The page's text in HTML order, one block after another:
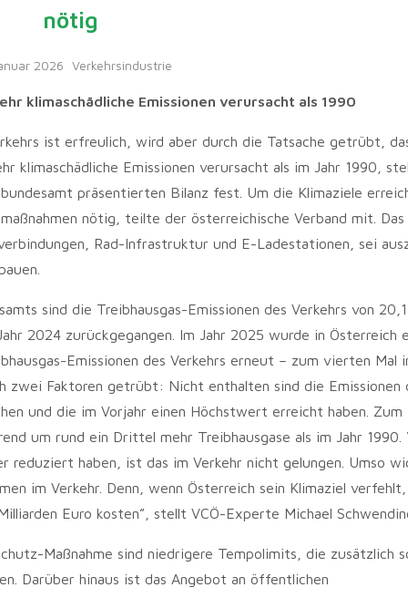
nötig
2026 Verkehrsindustrie
klimaschädliche Emissionen verursacht als 1990
ist erfreulich, wird aber durch die Tatsache getrübt,
klimaschädliche Emissionen verursacht als im Jahr 1990,
präsentierten Bilanz fest. Um die Klimaziele
nötig, teilte der österreichische Verband mit.
Rad-Infrastruktur und E-Ladestationen, sei
sind die Treibhausgas-Emissionen des Verkehrs von
2024 zurückgegangen. Im Jahr 2025 wurde in Österreich
Emissionen des Verkehrs erneut – zum vierten Mal
zwei Faktoren getrübt: Nicht enthalten sind die Emissionen
und die im Vorjahr einen Höchstwert erreicht haben.
um rund ein Drittel mehr Treibhausgase als im Jahr 1990.
reduziert haben, ist das im Verkehr nicht gelungen. Umso
im Verkehr. Denn, wenn Österreich sein Klimaziel verfehlt,
Euro kosten”, stellt VCÖ-Experte Michael
Maßnahme sind niedrigere Tempolimits, die zusätzlich
Darüber hinaus ist das Angebot an öffentlichen